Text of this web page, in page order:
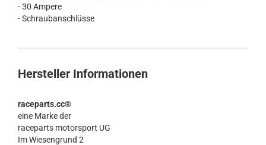
- 30 Ampere
- Schraubanschlüsse
Hersteller Informationen
raceparts.cc®
eine Marke der
raceparts motorsport UG
Im Wiesengrund 2